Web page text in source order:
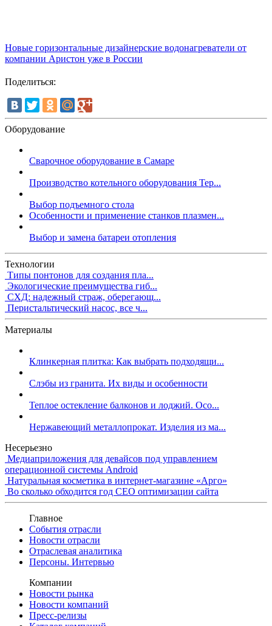
Новые горизонтальные дизайнерские водонагреватели от
компании Аристон уже в России
Поделиться:
Оборудование
Сварочное оборудование в Самаре
Производство котельного оборудования Тер...
Выбор подъемного стола
Особенности и применение станков плазмен...
Выбор и замена батареи отопления
Технологии
Типы понтонов для создания пла...
Экологические преимущества гиб...
СХД: надежный страж, оберегающ...
Перистальтический насос, все ч...
Материалы
Клинкерная плитка: Как выбрать подходящи...
Слэбы из гранита. Их виды и особенности
Теплое остекление балконов и лоджий. Осо...
Нержавеющий металлопрокат. Изделия из ма...
Несерьезно
Медиаприложения для девайсов под управлением
операционной системы Android
Натуральная косметика в интернет-магазине «Арго»
Во сколько обходится год СЕО оптимизации сайта
Главное
События отрасли
Новости отрасли
Отраслевая аналитика
Персоны. Интервью
Компании
Новости рынка
Новости компаний
Пресс-релизы